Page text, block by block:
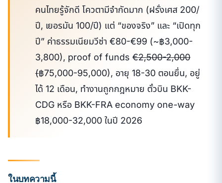
คนไทยรู้จักดี โควตามีจำกัดมาก (ฝรั่งเศส 200/
ปี, เยอรมัน 100/ปี) แต่ “ของจริง” และ “เปิดทุก
ปี” ค่าธรรมเนียมวีซ่า €80-€99 (~฿3,000-
3,800), proof of funds€2,500-2,000
(฿75,000-95,000), อายุ 18-30 ตอนยื่น, อยู่
ได้ 12 เดือน, ทำงานถูกกฎหมาย ตั๋วบิน BKK-
CDG หรือ BKK-FRA economy one-way
฿18,000-32,000 ในปี 2026
ในบทความนี้